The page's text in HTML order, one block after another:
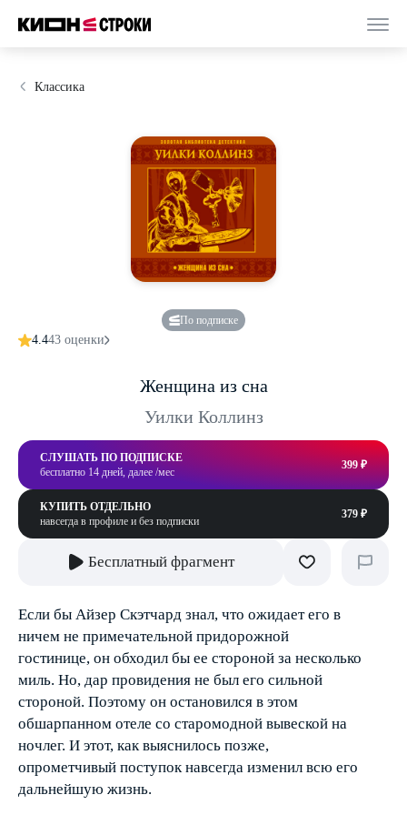
Классика
По подписке
4.443 оценки
Женщина из сна
Уилки Коллинз
СЛУШАТЬ ПО ПОДПИСКЕ
бесплатно 14 дней, далее /мес
399 ₽
КУПИТЬ ОТДЕЛЬНО
навсегда в профиле и без подписки
379 ₽
Бесплатный фрагмент
Если бы Айзер Скэтчард знал, что ожидает его в
ничем не примечательной придорожной
гостинице, он обходил бы ее стороной за несколько
миль. Но, дар провидения не был его сильной
стороной. Поэтому он остановился в этом
обшарпанном отеле со старомодной вывеской на
ночлег. И этот, как выяснилось позже,
опрометчивый поступок навсегда изменил всю его
дальнейшую жизнь.